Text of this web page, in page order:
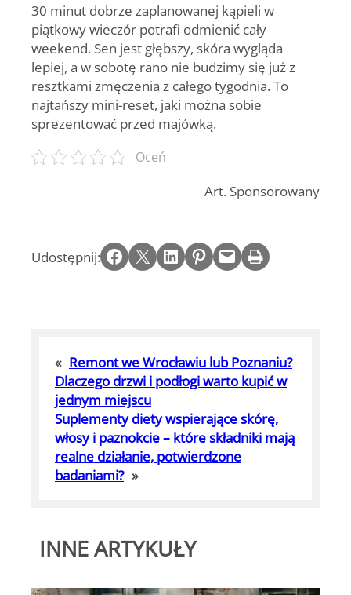
30 minut dobrze zaplanowanej kąpieli w
piątkowy wieczór potrafi odmienić cały
weekend. Sen jest głębszy, skóra wygląda
lepiej, a w sobotę rano nie budzimy się już z
resztkami zmęczenia z całego tygodnia. To
najtańszy mini-reset, jaki można sobie
sprezentować przed majówką.
Oceń
Art. Sponsorowany
Udostępnij: Share on Facebook Email this Page Share on LinkedIn Share on Pinterest Email this Page Print this Page
« Remont we Wrocławiu lub Poznaniu?
Dlaczego drzwi i podłogi warto kupić w
jednym miejscu
Suplementy diety wspierające skórę,
włosy i paznokcie – które składniki mają
realne działanie, potwierdzone
badaniami? »
INNE ARTYKUŁY